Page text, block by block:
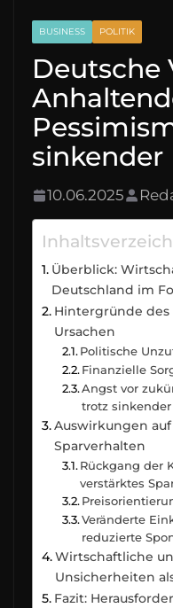
BUSINESS POLITIK
Deutsche
10.06.2025
Überblick:
Deutschland im
Hintergründe des
Ursachen
Politische
Finanzielle
Angst vor
trotz
Auswirkungen
Sparverhalten
Rückgang der
verstärktes
Veränderte
reduzierte
Wirtschaftliche
Unsicherheiten
Fazit: